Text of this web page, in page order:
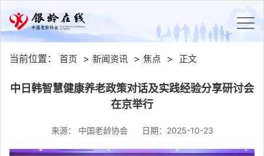
当前位置： 首页 > 新闻资讯 > 焦点 > 正文
中日韩智慧健康养老政策对话及实践经验分享研讨会
在京举行
来源： 中国老龄协会 日期：2025-10-23